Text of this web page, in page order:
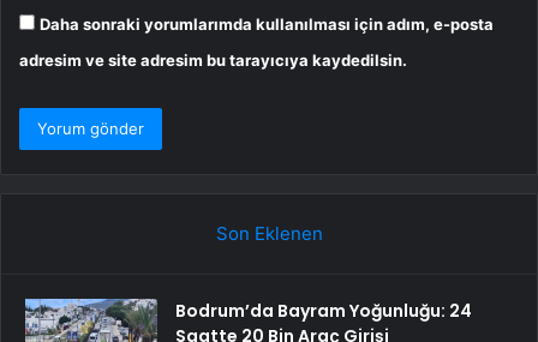
Daha sonraki yorumlarımda kullanılması için adım, e-posta
adresim ve site adresim bu tarayıcıya kaydedilsin.
Son Eklenen
Bodrum’da Bayram Yoğunluğu: 24
Saatte 20 Bin Araç Girişi